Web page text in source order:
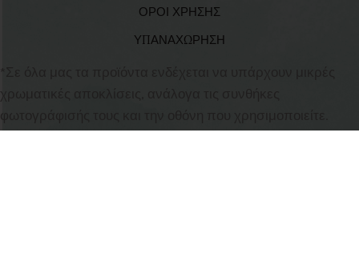
ΟΡΟΙ ΧΡΗΣΗΣ
ΥΠΑΝΑΧΩΡΗΣΗ
χρωματικές αποκλίσεις, ανάλογα τις συνθήκες
φωτογράφισής τους και την οθόνη που χρησιμοποιείτε.